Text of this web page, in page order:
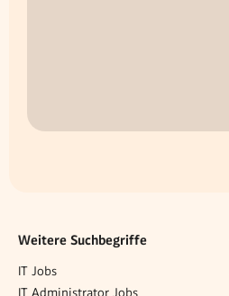
Weitere Suchbegriffe
IT Jobs
IT Administrator Jobs